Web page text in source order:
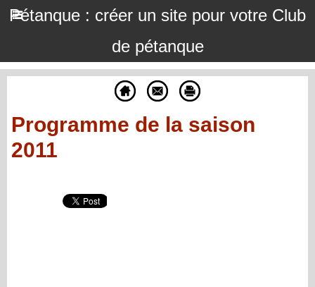
Pétanque : créer un site pour votre Club
de pétanque
Programme de la saison
2011